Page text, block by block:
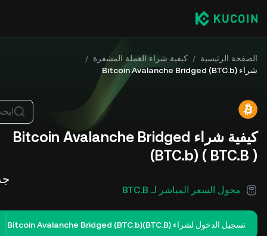
الصفحة الرئيسية / كيفية شراء العملة المشفرة /
شراء Bitcoin Avalanche Bridged (BTC.b)
كيفية شراء Bitcoin Avalanche Bridged
(BTC.b) ( BTC.B )
محول السعر المباشر لـ BTC.B
تسجيل الدخول لشراء Bitcoin Avalanche Bridged (BTC.b)(BTC.B)